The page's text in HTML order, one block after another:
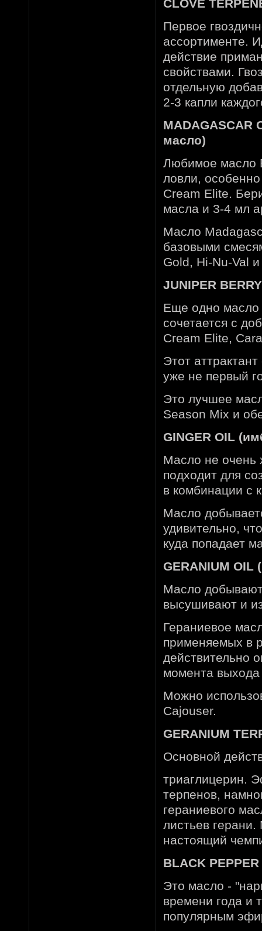
CLOVE
Первое
ассортименте.
действие
свойствами.
отдельную
2-3 капли
MADAGASCAR
масло)
Любимое масло
ловли,
Cream Elite.
масла и 3-4 мл
Масло
базовыми
Gold, Hi-Nu-Val
JUNIPER
Еще одно масло
сочетается с
Cream Elite,
Этот
уже не первый
Это лучшее
Season Mix и
GINGER OIL
Масло не очень
подходит для
в комбинации с
Масло
удивительно,
куда попадает
GERANIUM OIL
Масло добывают
высушивают и
Гераниевое
применяемых в
действительно
момента выхода
Можно
Cajouser.
GERANIUM
Основной
триаглицерин.
терпенов,
гераниевого
листьев
настоящий
BLACK
Это масло -
времени года и
популярным